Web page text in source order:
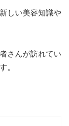
しい美容知識や
さんが訪れてい
。